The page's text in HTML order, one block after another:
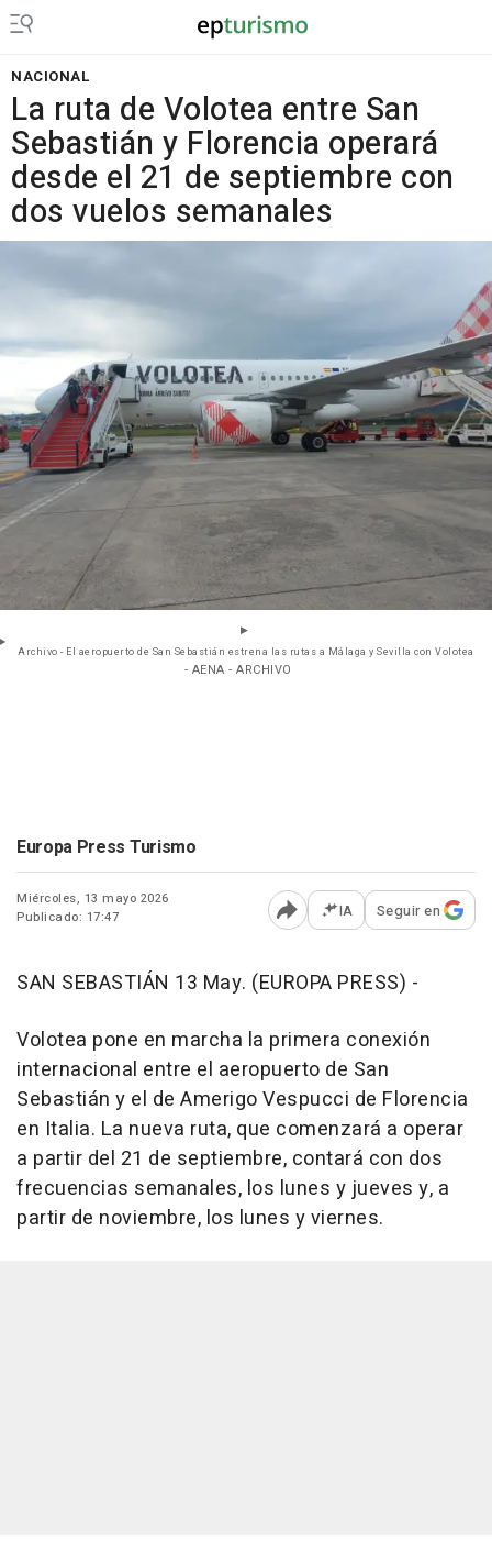
NACIONAL
La ruta de Volotea entre San
Sebastián y Florencia operará
desde el 21 de septiembre con
dos vuelos semanales
Archivo - El aeropuerto de San Sebastián estrena las rutas a Málaga y Sevilla con Volotea
- AENA - ARCHIVO
Europa Press Turismo
Miércoles, 13 mayo 2026
Publicado: 17:47
Abrir opciones para
IA Seguir en
SAN SEBASTIÁN 13 May. (EUROPA PRESS) -
Volotea pone en marcha la primera conexión
internacional entre el aeropuerto de San
Sebastián y el de Amerigo Vespucci de Florencia
en Italia. La nueva ruta, que comenzará a operar
a partir del 21 de septiembre, contará con dos
frecuencias semanales, los lunes y jueves y, a
partir de noviembre, los lunes y viernes.